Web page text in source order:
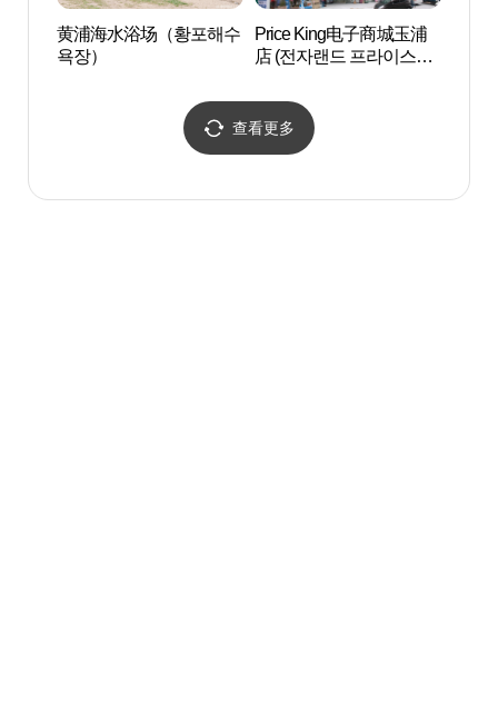
黄浦海水浴场（황포해수
욕장）
Price King电子商城玉浦
店 (전자랜드 프라이스킹
查看更多